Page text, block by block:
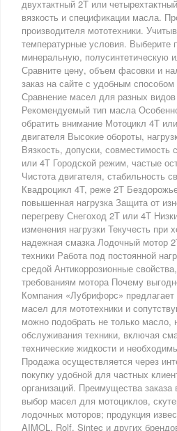
двухтактный 2T или
вязкость и спецификации масла.
производителя мототехники.
температурные условия.
минеральную, полусинтетическую
Сравните цену, объем фасовки и
заказ на сайте с удобным
Сравнение масел для разных
Рекомендуемый тип масла
обратить внимание Мотоцикл 4T
двигателя Высокие обороты,
Вязкость, допуски, совместимость
или 4T Городской режим, частые
Чистота двигателя, стабильность
Квадроцикл 4T, реже 2T
повышенная нагрузка Защита от
перегреву Снегоход 2T или 4T
изменения нагрузки Текучесть при
надежная смазка Лодочный мотор
техники Работа под постоянной
средой Антикоррозионные
требованиям мотора Почему
Компания «Лубрифорс»
масел для мототехники и
можно подобрать не только масло,
обслуживания техники, включая
технические жидкости и
Продажа осуществляется через
покупку удобной для частных
организаций. Преимущества
выбор масел для мотоциклов,
лодочных моторов; продукция
AIMOL, Rolf, Sintec и других